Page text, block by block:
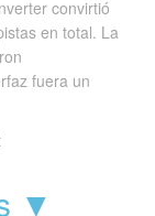
convirtió
en total. La
fuera un
▼